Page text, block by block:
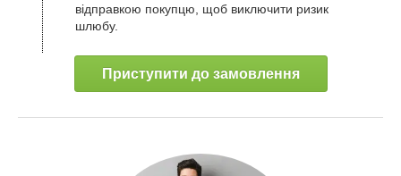
відправкою покупцю, щоб виключити ризик
шлюбу.
Приступити до замовлення